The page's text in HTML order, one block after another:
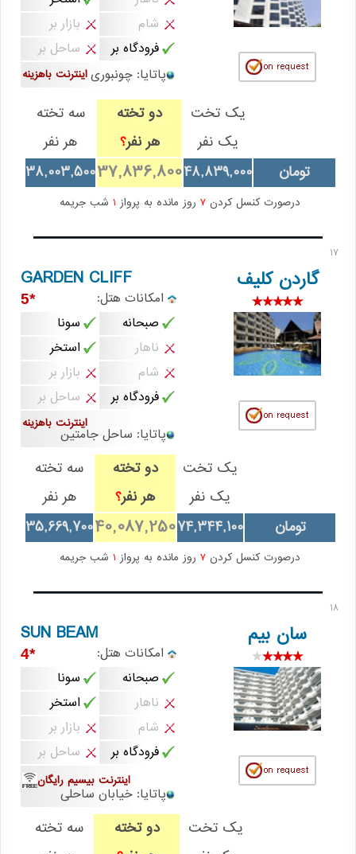
شام
بازار بر
فرودگاه بر
ساحل بر
اینترنت باهزینه پاتایا: چونبوری
یک تخت
یک نفر
دو تخته
هر نفر؟
سه تخته
هر نفر
تومان
48,839,000
37,836,800
38,003,500
درصورت کنسل کردن 7 روز مانده به پرواز شب جریمه
17
گاردن کلیف GARDEN CLIFF
امکانات هتل: *5
صبحانه
سونا
ناهار
استخر
شام
بازار بر
فرودگاه بر
ساحل بر
اینترنت باهزینه
پاتایا: ساحل جامتین
یک تخت
یک نفر
دو تخته
هر نفر؟
سه تخته
هر نفر
تومان
74,344,100
40,087,250
35,669,700
درصورت کنسل کردن 7 روز مانده به پرواز شب جریمه
18
سان بیم SUN BEAM
امکانات هتل: *4
صبحانه
سونا
ناهار
استخر
شام
بازار بر
فرودگاه بر
ساحل بر
اینترنت بیسیم رایگان
پاتایا: خیابان ساحلی
یک تخت
دو تخته
سه تخته